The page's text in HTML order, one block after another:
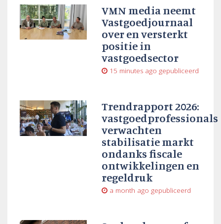
VMN media neemt
Vastgoedjournaal
over en versterkt
positie in
vastgoedsector
15 minutes ago gepubliceerd
Trendrapport 2026:
vastgoedprofessionals
verwachten
stabilisatie markt
ondanks fiscale
ontwikkelingen en
regeldruk
a month ago gepubliceerd